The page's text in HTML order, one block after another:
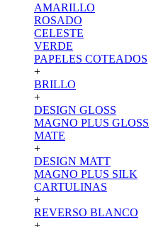
AMARILLO
ROSADO
CELESTE
VERDE
PAPELES COTEADOS
+
BRILLO
+
DESIGN GLOSS
MAGNO PLUS GLOSS
MATE
+
DESIGN MATT
MAGNO PLUS SILK
CARTULINAS
+
REVERSO BLANCO